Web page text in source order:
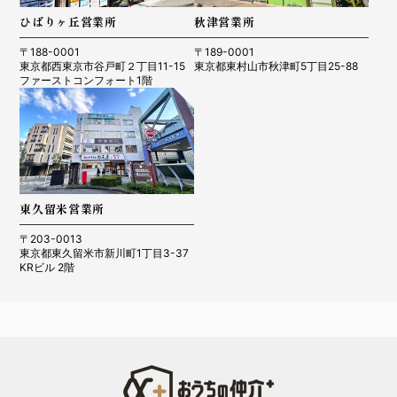
ひばりヶ丘営業所
〒188-0001
東京都西東京市谷戸町２丁目11-15
ファーストコンフォート1階
秋津営業所
〒189-0001
東京都東村山市秋津町5丁目25-88
東久留米営業所
〒203-0013
東京都東久留米市新川町1丁目3-37
KRビル 2階